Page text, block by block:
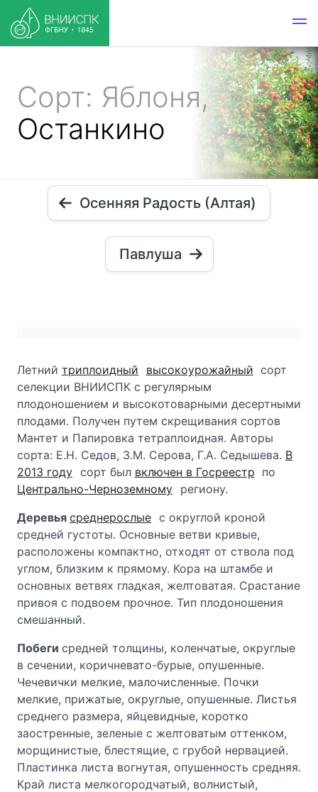
Сорт: Яблоня,
Останкино
Осенняя Радость (Алтая)
Павлуша
Летний триплоидный высокоурожайный сорт
селекции ВНИИСПК с регулярным
плодоношением и высокотоварными десертными
плодами. Получен путем скрещивания сортов
Мантет и Папировка тетраплоидная. Авторы
сорта: Е.Н. Седов, 3.М. Серова, Г.А. Седышева. В
2013 году сорт был включен в Госреестр по
Центрально-Черноземному региону.
Деревья среднерослые с округлой кроной
средней густоты. Основные ветви кривые,
расположены компактно, отходят от ствола под
углом, близким к прямому. Кора на штамбе и
основных ветвях гладкая, желтоватая. Срастание
привоя с подвоем прочное. Тип плодоношения
смешанный.
Побеги средней толщины, коленчатые, округлые
в сечении, коричневато-бурые, опушенные.
Чечевички мелкие, малочисленные. Почки
мелкие, прижатые, округлые, опушенные. Листья
среднего размера, яйцевидные, коротко
заостренные, зеленые с желтоватым оттенком,
морщинистые, блестящие, с грубой нервацией.
Пластинка листа вогнутая, опушенность средняя.
Край листа мелкогородчатый, волнистый,